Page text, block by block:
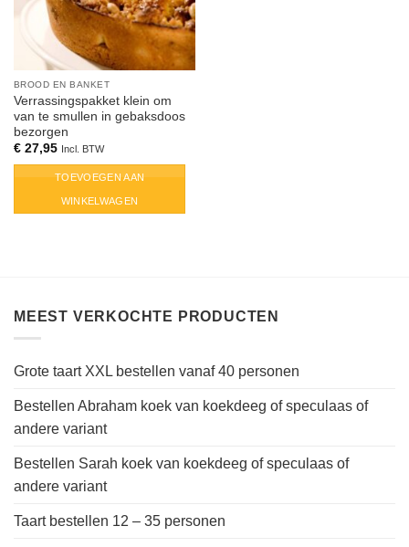
BROOD EN BANKET
Verrassingspakket klein om
van te smullen in gebaksdoos
bezorgen
€27,95 Incl. BTW
TOEVOEGEN AAN
WINKELWAGEN
MEEST VERKOCHTE PRODUCTEN
Grote taart XXL bestellen vanaf 40 personen
Bestellen Abraham koek van koekdeeg of speculaas of
andere variant
Bestellen Sarah koek van koekdeeg of speculaas of
andere variant
Taart bestellen 12 – 35 personen